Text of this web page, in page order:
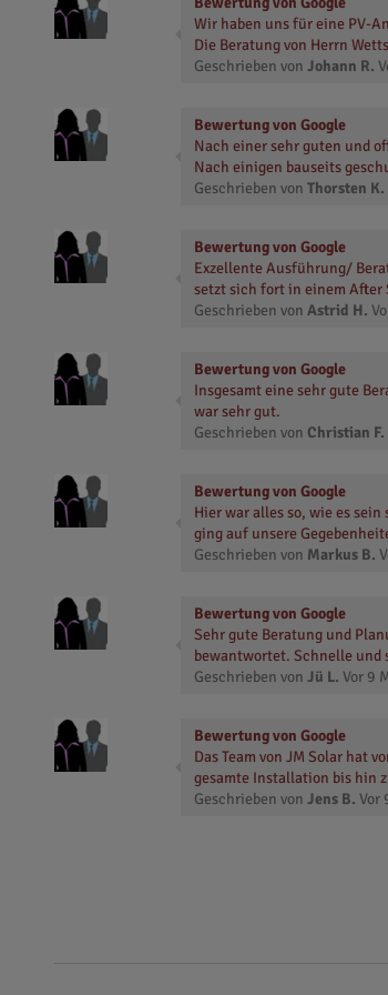
Wir haben uns für eine PV-
Die Beratung von Herrn
Geschrieben von Johann R.
Bewertung von Google
Nach einer sehr guten und
Nach einigen bauseits
Geschrieben von Thorsten K.
Bewertung von Google
Exzellente Ausführung/
setzt sich fort in einem After
Geschrieben von Astrid H.
Bewertung von Google
Insgesamt eine sehr gute
war sehr gut.
Geschrieben von Christian F.
Bewertung von Google
Hier war alles so, wie es
ging auf unsere
Geschrieben von Markus B.
Bewertung von Google
Sehr gute Beratung und
bewantwortet. Schnelle und
Geschrieben von Jü L. Vor 9
Bewertung von Google
Das Team von JM Solar hat
gesamte Installation bis hin
Geschrieben von Jens B. Vor